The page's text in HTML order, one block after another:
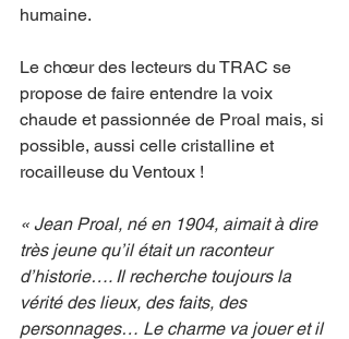
humaine.
Le chœur des lecteurs du TRAC se
propose de faire entendre la voix
chaude et passionnée de Proal mais, si
possible, aussi celle cristalline et
rocailleuse du Ventoux !
« Jean Proal, né en 1904, aimait à dire
très jeune qu’il était un raconteur
d’historie…. Il recherche toujours la
vérité des lieux, des faits, des
personnages… Le charme va jouer et il